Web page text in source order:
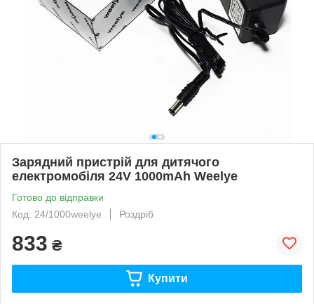
Зарядний пристрій для дитячого
електромобіля 24V 1000mAh Weelye
Готово до відправки
Код: 24/1000weelye
Роздріб
833 ₴
Купити